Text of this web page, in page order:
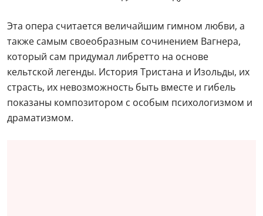
Эта опера считается величайшим гимном любви, а
также самым своеобразным сочинением Вагнера,
который сам придумал либретто на основе
кельтской легенды. История Тристана и Изольды, их
страсть, их невозможность быть вместе и гибель
показаны композитором с особым психологизмом и
драматизмом.